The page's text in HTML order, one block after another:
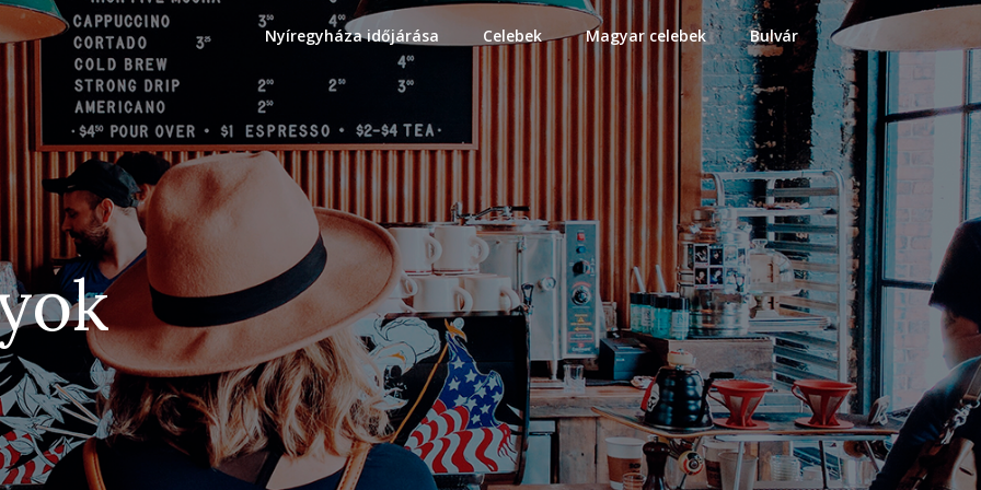
Nyíregyháza időjárása Celebek Magyar celebek Bulvár